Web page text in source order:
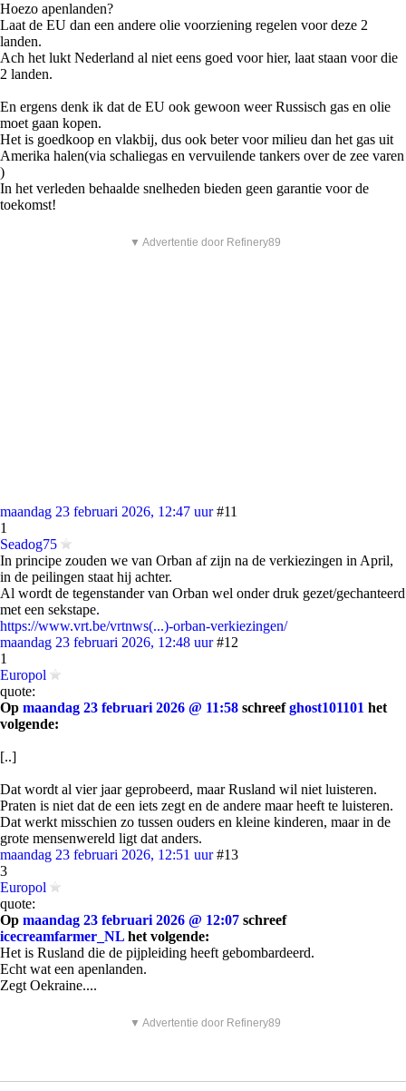
Hoezo apenlanden?
Laat de EU dan een andere olie voorziening regelen voor deze 2
landen.
Ach het lukt Nederland al niet eens goed voor hier, laat staan voor die
2 landen.
En ergens denk ik dat de EU ook gewoon weer Russisch gas en olie
moet gaan kopen.
Het is goedkoop en vlakbij, dus ook beter voor milieu dan het gas uit
Amerika halen(via schaliegas en vervuilende tankers over de zee varen
)
In het verleden behaalde snelheden bieden geen garantie voor de
toekomst!
▼ Advertentie door Refinery89
maandag 23 februari 2026, 12:47 uur #11
1
Seadog75
In principe zouden we van Orban af zijn na de verkiezingen in April,
in de peilingen staat hij achter.
Al wordt de tegenstander van Orban wel onder druk gezet/gechanteerd
met een sekstape.
https://www.vrt.be/vrtnws(...)-orban-verkiezingen/
maandag 23 februari 2026, 12:48 uur #12
1
Europol
quote:
Op maandag 23 februari 2026 @ 11:58 schreefghost101101 het
volgende:
[..]
Dat wordt al vier jaar geprobeerd, maar Rusland wil niet luisteren.
Praten is niet dat de een iets zegt en de andere maar heeft te luisteren.
Dat werkt misschien zo tussen ouders en kleine kinderen, maar in de
grote mensenwereld ligt dat anders.
maandag 23 februari 2026, 12:51 uur #13
3
Europol
quote:
Op maandag 23 februari 2026 @ 12:07 schreef
icecreamfarmer_NL het volgende:
Het is Rusland die de pijpleiding heeft gebombardeerd.
Echt wat een apenlanden.
Zegt Oekraine....
▼ Advertentie door Refinery89